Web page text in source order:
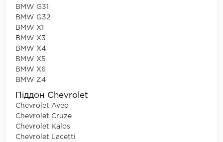
BMW G31
BMW G32
BMW X1
BMW X3
BMW X4
BMW X5
BMW X6
BMW Z4
Піддон Chevrolet
Chevrolet Aveo
Chevrolet Cruze
Chevrolet Kalos
Chevrolet Lacetti